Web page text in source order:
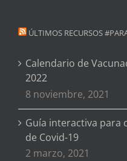
ÚLTIMOS RECURSOS
Calendario de
2022
8 noviembre, 2021
Guía interactiva para
de Covid-19
2 marzo, 2021